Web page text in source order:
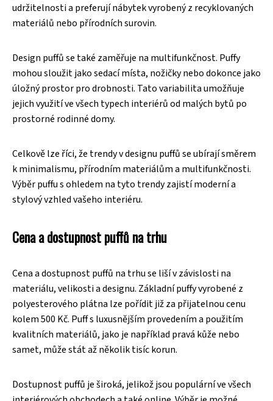
udržitelnosti a preferují nábytek vyrobený z recyklovaných
materiálů nebo přírodních surovin.
Design puffů se také zaměřuje na multifunkčnost. Puffy
mohou sloužit jako sedací místa, nožičky nebo dokonce jako
úložný prostor pro drobnosti. Tato variabilita umožňuje
jejich využití ve všech typech interiérů od malých bytů po
prostorné rodinné domy.
Celkově lze říci, že trendy v designu puffů se ubírají směrem
k minimalismu, přírodním materiálům a multifunkčnosti.
Výběr puffu s ohledem na tyto trendy zajistí moderní a
stylový vzhled vašeho interiéru.
Cena a dostupnost puffů na trhu
Cena a dostupnost puffů na trhu se liší v závislosti na
materiálu, velikosti a designu. Základní puffy vyrobené z
polyesterového plátna lze pořídit již za přijatelnou cenu
kolem 500 Kč. Puff s luxusnějším provedením a použitím
kvalitních materiálů, jako je například pravá kůže nebo
samet, může stát až několik tisíc korun.
Dostupnost puffů je široká, jelikož jsou populární ve všech